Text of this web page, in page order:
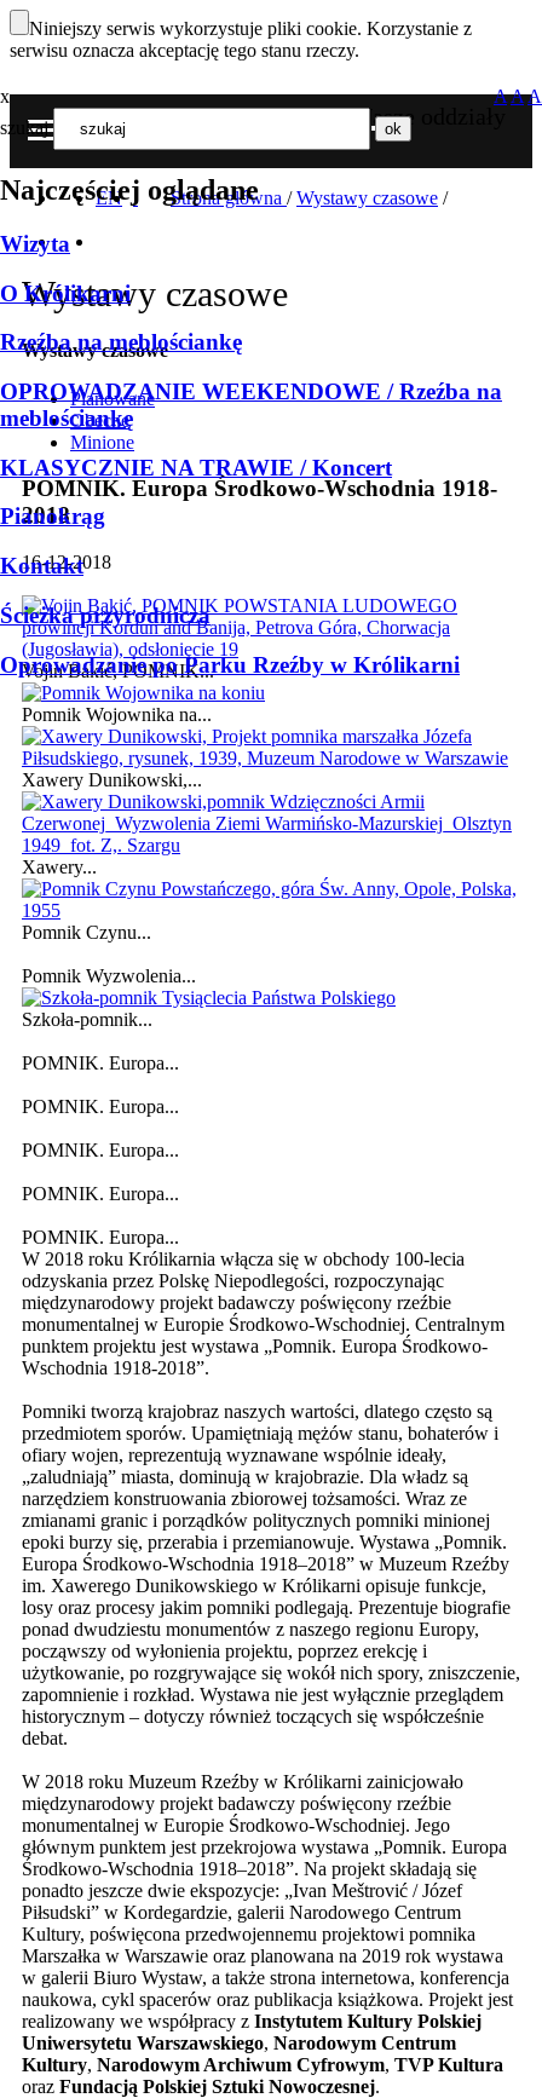
Niniejszy serwis wykorzystuje pliki cookie. Korzystanie z
serwisu oznacza akceptację tego stanu rzeczy.
Nasze oddziały
MENU
x
szukaj
Najczęściej oglądane
Wizyta
O Królikarni
Rzeźba na meblościankę
OPROWADZANIE WEEKENDOWE / Rzeźba na
meblościankę
KLASYCZNIE NA TRAWIE / Koncert
Pianokrąg
Kontakt
Ścieżka przyrodnicza
Oprowadzanie po Parku Rzeźby w Królikarni
AAA
EN Strona główna / Wystawy czasowe /
Wystawy czasowe
Wystawy czasowe
Planowane
Obecne
Minione
POMNIK. Europa Środkowo-Wschodnia 1918-
2018
16-12-2018
Vojin Bakić, POMNIK...
Pomnik Wojownika na...
Xawery Dunikowski,...
Xawery...
Pomnik Czynu...
Pomnik Wyzwolenia...
Szkoła-pomnik...
POMNIK. Europa...
POMNIK. Europa...
POMNIK. Europa...
POMNIK. Europa...
POMNIK. Europa...
W 2018 roku Królikarnia włącza się w obchody 100-lecia
odzyskania przez Polskę Niepodlegości, rozpoczynając
międzynarodowy projekt badawczy poświęcony rzeźbie
monumentalnej w Europie Środkowo-Wschodniej. Centralnym
punktem projektu jest wystawa „Pomnik. Europa Środkowo-
Wschodnia 1918-2018”.
Pomniki tworzą krajobraz naszych wartości, dlatego często są
przedmiotem sporów. Upamiętniają mężów stanu, bohaterów i
ofiary wojen, reprezentują wyznawane wspólnie ideały,
„zaludniają” miasta, dominują w krajobrazie. Dla władz są
narzędziem konstruowania zbiorowej tożsamości. Wraz ze
zmianami granic i porządków politycznych pomniki minionej
epoki burzy się, przerabia i przemianowuje. Wystawa „Pomnik.
Europa Środkowo-Wschodnia 1918–2018” w Muzeum Rzeźby
im. Xawerego Dunikowskiego w Królikarni opisuje funkcje,
losy oraz procesy jakim pomniki podlegają. Prezentuje biografie
ponad dwudziestu monumentów z naszego regionu Europy,
począwszy od wyłonienia projektu, poprzez erekcję i
użytkowanie, po rozgrywające się wokół nich spory, zniszczenie,
zapomnienie i rozkład. Wystawa nie jest wyłącznie przeglądem
historycznym – dotyczy również toczących się współcześnie
debat.
W 2018 roku Muzeum Rzeźby w Królikarni zainicjowało
międzynarodowy projekt badawczy poświęcony rzeźbie
monumentalnej w Europie Środkowo-Wschodniej. Jego
głównym punktem jest przekrojowa wystawa „Pomnik. Europa
Środkowo-Wschodnia 1918–2018”. Na projekt składają się
ponadto jeszcze dwie ekspozycje: „Ivan Meštrović / Józef
Piłsudski” w Kordegardzie, galerii Narodowego Centrum
Kultury, poświęcona przedwojennemu projektowi pomnika
Marszałka w Warszawie oraz planowana na 2019 rok wystawa
w galerii Biuro Wystaw, a także strona internetowa, konferencja
naukowa, cykl spacerów oraz publikacja książkowa. Projekt jest
realizowany we współpracy z Instytutem Kultury Polskiej
Uniwersytetu Warszawskiego, Narodowym Centrum
Kultury, Narodowym Archiwum Cyfrowym, TVP Kultura
oraz Fundacją Polskiej Sztuki Nowoczesnej.